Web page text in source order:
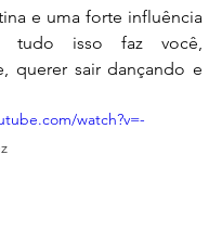
e uma forte influência
isso faz você,
querer sair dançando e
watch?v=-